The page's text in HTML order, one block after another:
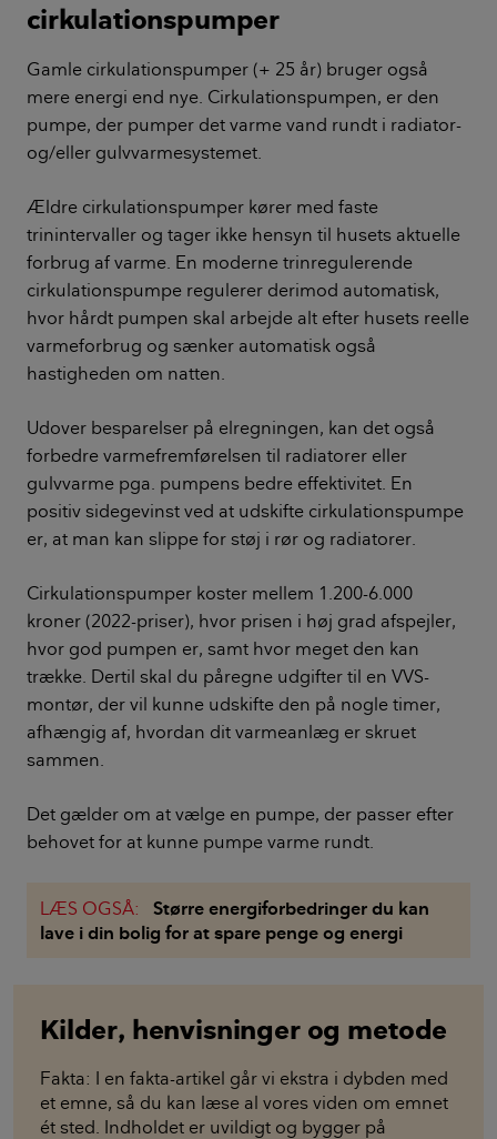
cirkulationspumper
Gamle cirkulationspumper (+ 25 år) bruger også
mere energi end nye. Cirkulationspumpen, er den
pumpe, der pumper det varme vand rundt i radiator-
og/eller gulvvarmesystemet.
Ældre cirkulationspumper kører med faste
trinintervaller og tager ikke hensyn til husets aktuelle
forbrug af varme. En moderne trinregulerende
cirkulationspumpe regulerer derimod automatisk,
hvor hårdt pumpen skal arbejde alt efter husets reelle
varmeforbrug og sænker automatisk også
hastigheden om natten.
Udover besparelser på elregningen, kan det også
forbedre varmefremførelsen til radiatorer eller
gulvvarme pga. pumpens bedre effektivitet. En
positiv sidegevinst ved at udskifte cirkulationspumpe
er, at man kan slippe for støj i rør og radiatorer.
Cirkulationspumper koster mellem 1.200-6.000
kroner (2022-priser), hvor prisen i høj grad afspejler,
hvor god pumpen er, samt hvor meget den kan
trække. Dertil skal du påregne udgifter til en VVS-
montør, der vil kunne udskifte den på nogle timer,
afhængig af, hvordan dit varmeanlæg er skruet
sammen.
Det gælder om at vælge en pumpe, der passer efter
behovet for at kunne pumpe varme rundt.
LÆS OGSÅ:
Større energiforbedringer du kan
lave i din bolig for at spare penge og energi
Kilder, henvisninger og metode
Fakta: I en fakta-artikel går vi ekstra i dybden med
et emne, så du kan læse al vores viden om emnet
ét sted. Indholdet er uvildigt og bygger på